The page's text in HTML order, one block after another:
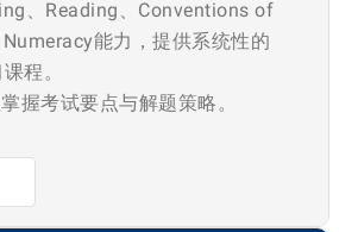
、Reading、Conventions of
能力，提供系统性的
程。
握考试要点与解题策略。